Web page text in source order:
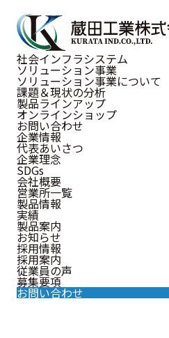
社会インフラシステム
ソリューション事業
ソリューション事業について
課題＆現状の分析
製品ラインアップ
オンラインショップ
お問い合わせ
企業情報
代表あいさつ
企業理念
SDGs
会社概要
営業所一覧
製品情報
実績
製品案内
お知らせ
採用情報
採用案内
従業員の声
募集要項
お問い合わせ
NEWS
お知らせ
2026.02.13
アビスパ福岡のオフ
ナー契約を締結しま
蔵田工業株式会社は、2026シ